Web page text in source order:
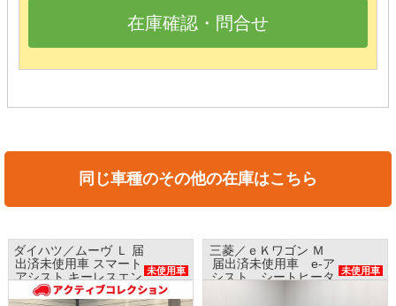
在庫確認・問合せ
同じ車種のその他の在庫はこちら
ダイハツ／ムーヴ Ｌ 届
出済未使用車 スマート
アシスト キーレスエン
トリー
未使用車
三菱／ｅＫワゴン Ｍ
届出済未使用車 e-ア
シスト シートヒータ 未使用車